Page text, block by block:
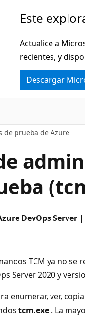
Este
Actualice a
recientes, y
Descargar
de prueba de Azure
DevOps Server
TCM ya no se
Server 2020 y
enumerar, ver,
tcm.exe . La